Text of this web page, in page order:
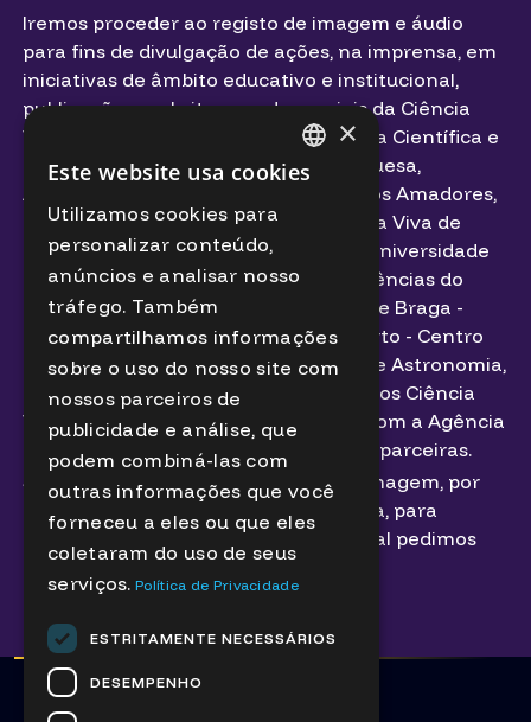
Iremos proceder ao registo de imagem e áudio
para fins de divulgação de ações, na imprensa, em
iniciativas de âmbito educativo e institucional,
publicações, websites e redes sociais da Ciência
Viva – Agência Nacional para a Cultura Científica e
Tecnológica, Agência Espacial Portuguesa,
Associação Portuguesa de Astrónomos Amadores,
Município de Bragança, Centro Ciência Viva de
Bragança, Faculdade de Ciências da Universidade
de Lisboa, Instituto de Astrofísica e Ciências do
Espaço, Planetário - Casa da Ciência de Braga -
Centro Ciência Viva, Planetário do Porto - Centro
Ciência Viva, Sociedade Portuguesa de Astronomia,
em colaboração com a Rede de Centros Ciência
Viva, o projeto ESERO (uma parceria com a Agência
Espacial Europeia) e outras entidades parceiras.
Se não autorizar a captação da sua imagem, por
favor informe um elemento da equipa, para
receber um badge identificativo, o qual pedimos
que utilize de forma visível.
PORTUGUESE
ENGLISH
×
Este website usa cookies
Utilizamos cookies para
personalizar conteúdo,
anúncios e analisar nosso
tráfego. Também
compartilhamos informações
sobre o uso do nosso site com
nossos parceiros de
publicidade e análise, que
podem combiná-las com
outras informações que você
forneceu a eles ou que eles
coletaram do uso de seus
serviços. Política de Privacidade
ESTRITAMENTE NECESSÁRIOS
DESEMPENHO